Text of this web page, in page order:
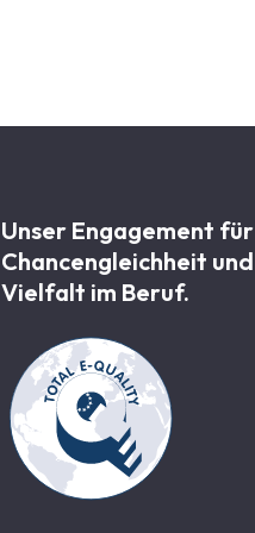
Unser Engagement für
Chancen­gleichheit und
Vielfalt im Beruf.